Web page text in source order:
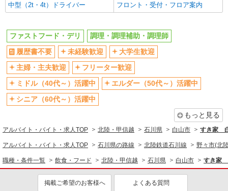
中型（2t・4t）ドライバー
フロント・受付・フロア案内
ファストフード・デリ
調理・調理補助・調理師
履歴書不要
未経験歓迎
大学生歓迎
主婦・主夫歓迎
フリーター歓迎
ミドル（40代～）活躍中
エルダー（50代～）活躍中
シニア（60代～）活躍中
もっと見る
アルバイト・バイト・求人TOP 北陸・甲信越 石川県 白山市 すき家
アルバイト・バイト・求人TOP 石川県の路線 北陸鉄道石川線 野々市(北
職種・条件一覧 飲食・フード 北陸・甲信越 石川県 白山市 すき家
掲載ご希望のお客様へ よくある質問